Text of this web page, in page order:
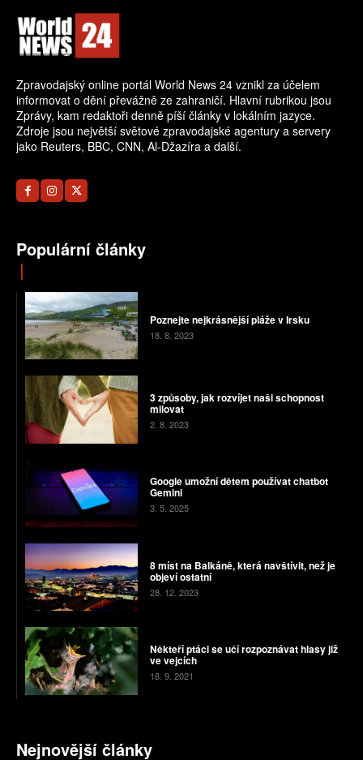
Zpravodajský online portál World News 24 vznikl za účelem
informovat o dění převážně ze zahraničí. Hlavní rubrikou jsou
Zprávy, kam redaktoři denně píší články v lokálním jazyce.
Zdroje jsou největší světové zpravodajské agentury a servery
jako Reuters, BBC, CNN, Al-Džazíra a další.
Populární články
Poznejte nejkrásnější pláže v Irsku
18. 8. 2023
3 způsoby, jak rozvíjet naši schopnost
milovat
2. 8. 2023
Google umožní dětem používat chatbot
Gemini
3. 5. 2025
8 míst na Balkáně, která navštívit, než je
objeví ostatní
28. 12. 2023
Někteří ptáci se učí rozpoznávat hlasy již
ve vejcích
18. 9. 2021
Nejnovější články